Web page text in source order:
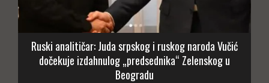
Ruski analitičar: Juda srpskog i ruskog naroda Vučić
dočekuje izdahnulog „predsednika“ Zelenskog u
Beogradu